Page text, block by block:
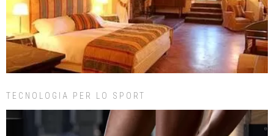
TECNOLOGIA PER LO SPORT